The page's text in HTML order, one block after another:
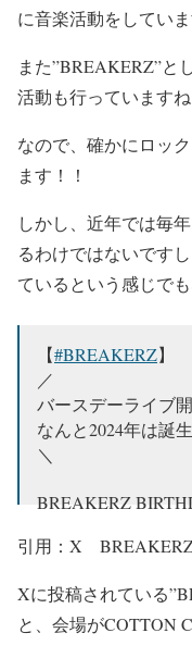
に音楽活動をしていま
また”BREAKERZ”と
活動も行っていますね
なので、 確かにロッ
ます！！
しかし、近年では毎
るわけではないです
ているという感じで
【#BREAKERZ】
／
バースデーライブ
なんと2024年は誕
＼
BREAKERZ
4月8日(月)
5月11日(土)
引用：X
Xに投稿されている
と、会場がCOTTON